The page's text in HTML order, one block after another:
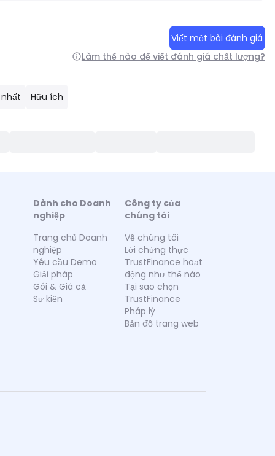
Viết một bài đánh giá
Làm thế nào để viết đánh giá chất lượng?
Hữu ích
Dành cho Doanh
nghiệp
Trang chủ Doanh
nghiệp
Yêu cầu Demo
Giải pháp
Gói & Giá cả
Sự kiện
Công ty của
chúng tôi
Về chúng tôi
Lời chứng thực
TrustFinance hoạt
động như thế nào
Tại sao chọn
TrustFinance
Pháp lý
Bản đồ trang web